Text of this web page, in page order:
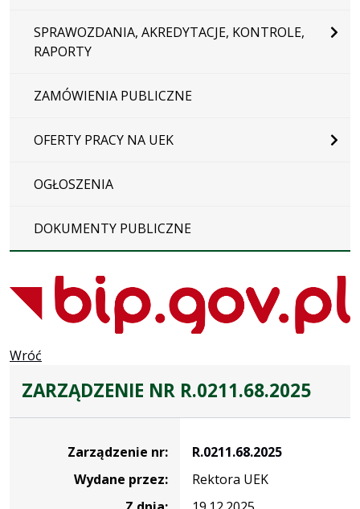
SPRAWOZDANIA, AKREDYTACJE, KONTROLE,
RAPORTY
ZAMÓWIENIA PUBLICZNE
OFERTY PRACY NA UEK
OGŁOSZENIA
DOKUMENTY PUBLICZNE
Wróć
ZARZĄDZENIE NR R.0211.68.2025
Zarządzenie nr:
R.0211.68.2025
Wydane przez:
Rektora UEK